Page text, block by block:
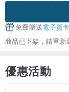
免費贈送電子賀卡
商品已下架，請重新
優惠活動